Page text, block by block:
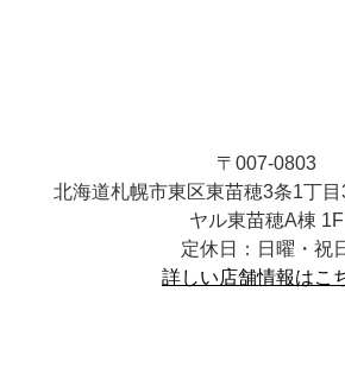
〒007-0803
北海道札幌市東区東苗穂3条1丁目
ヤル東苗穂A棟 1F
定休日：日曜・祝
詳しい店舗情報はこ